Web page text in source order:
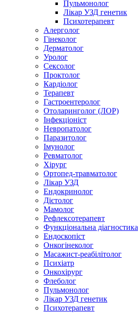
Пульмонолог
Лікар УЗД генетик
Психотерапевт
Алерголог
Гінеколог
Дерматолог
Уролог
Сексолог
Проктолог
Кардіолог
Терапевт
Гастроентеролог
Отоларинголог (ЛОР)
Інфекціоніст
Невропатолог
Паразитолог
Імунолог
Ревматолог
Хірург
Ортопед-травматолог
Лікар УЗД
Ендокринолог
Дієтолог
Мамолог
Рефлексотерапевт
Функціональна діагностика
Ендоскопіст
Онкогінеколог
Масажист-реабілітолог
Психіатр
Онкохірург
Флеболог
Пульмонолог
Лікар УЗД генетик
Психотерапевт